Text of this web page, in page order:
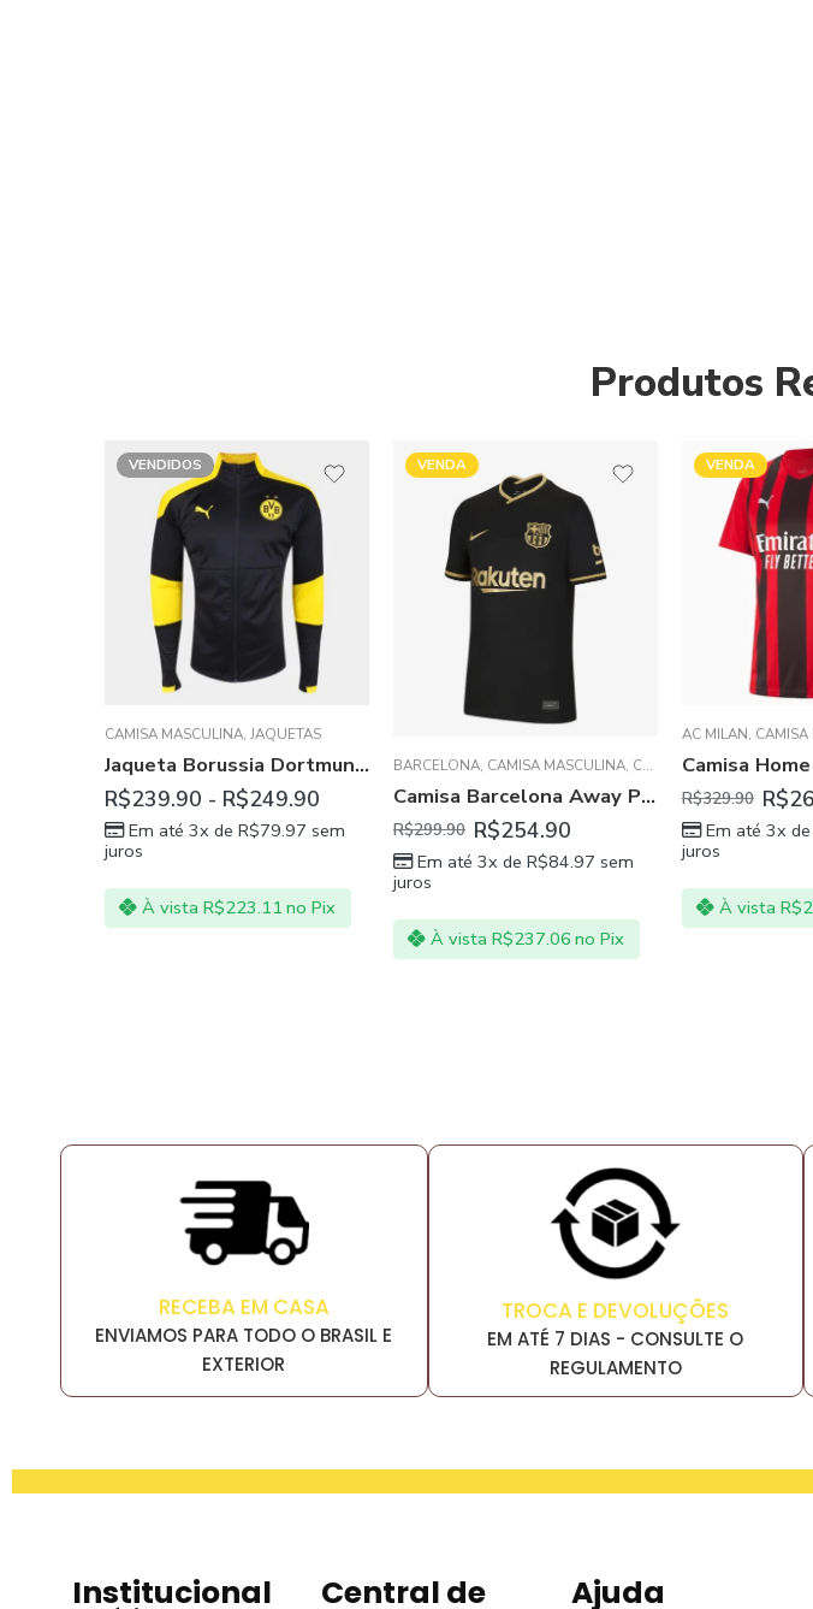
Produtos
VENDIDOS
CAMISA MASCULINA,JAQUETAS
Jaqueta Borussia Dortmund Treino 20/21 Preta
R$239.90 - R$249.90
Em até 3x deR$79.97sem
juros
À vistaR$223.11no Pix
VENDA
BARCELONA,CAMISA MASCULINA,CHAMPIONS LEAGUE ,LA
Camisa Barcelona Away Preta 2020/21 Masculina
R$299.90 R$254.90
Em até 3x deR$84.97sem
juros
À vistaR$237.06no Pix
VENDA
AC MILAN,CAMISA
R$329.90 R$
Em até 3x de
juros
À vistaR$
RECEBA EM CASA
ENVIAMOS PARA TODO O BRASIL E
EXTERIOR
TROCA E DEVOLUÇÕES
EM ATÉ 7 DIAS - CONSULTE O
REGULAMENTO
Institucional Central de Ajuda